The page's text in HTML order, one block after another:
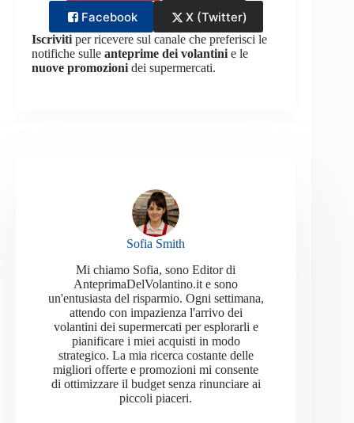
Facebook X (Twitter)
Iscriviti per ricevere sul canale che preferisci le
notifiche sulle anteprime dei volantini e le
nuove promozioni dei supermercati.
Sofia Smith
Mi chiamo Sofia, sono Editor di
AnteprimaDelVolantino.it e sono
un'entusiasta del risparmio. Ogni settimana,
attendo con impazienza l'arrivo dei
volantini dei supermercati per esplorarli e
pianificare i miei acquisti in modo
strategico. La mia ricerca costante delle
migliori offerte e promozioni mi consente
di ottimizzare il budget senza rinunciare ai
piccoli piaceri.